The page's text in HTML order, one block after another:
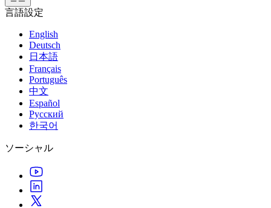
Unityエンジン
任意のプラットフォーム向けに2Dおよび3Dゲームを構築
共同作業
チームでの共同作業と迅速なイテレーション
Unity をダウンロード
プランと価格
デプロイ
Unity がサポートする 25 以上のプラットフォームを見る
LiveOps
ローンチ後のインサイトとライブゲームオペレーション
成長
3Dコラボレーション
リアルタイムで3Dプロジェクトを構築およびレビューする
没入型トレーニング
没入型環境でのトレーニング
顧客体験
インタラクティブな3D体験を作成する
業界
運用の卓越性を達成する
小売
店内体験をオンライン体験に変換する
ドキュメント
公式ユーザーマニュアルとAPIリファレンス
開発者ツール
リリースバージョンと問題追跡
ロードマップ
今後の機能をレビューする
技術用語のライブラリ
ケーススタディ
実際の成功事例
ディスカッション
議論、問題解決、つながる
イベント
グローバルおよびローカルイベント
コミュニティストーリー
Made with Unity
Unityクリエイターの紹介
ライブストリーム
Unity Awards
世界中のUnityクリエイターを祝う
Unity Learn
無料でUnityスキルをマスターする
プロフェッショナルトレーニング
Unityトレーナーでチームをレベルアップ
Unity初心者向け
スタートガイド
学習を開始しましょう
Unity は初めてですか？旅を始めましょう
ハウツーガイド
実用的なヒントとベストプラクティス
教育
ヘルプを得る
Unityで成功するためのサポート
Success Plan
専門的なサポートで目標を早く達成する
FAQ
よくある質問への回答
お問い合わせ
言語設定
English
Deutsch
日本語
Français
Português
中文
Español
Русский
한국어
ソーシャル